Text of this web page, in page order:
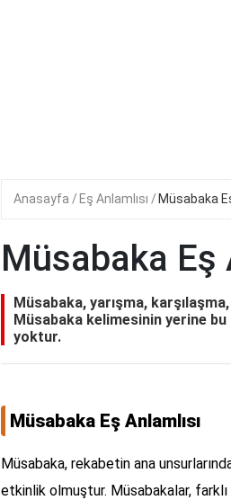
Anasayfa Eş Anlamlısı Müsabaka
Müsabaka Eş
Müsabaka, yarışma,
Müsabaka kelimesinin yerine bu
yoktur.
Müsabaka Eş Anlamlısı
Müsabaka, rekabetin ana
etkinlik olmuştur. Müsabakalar,